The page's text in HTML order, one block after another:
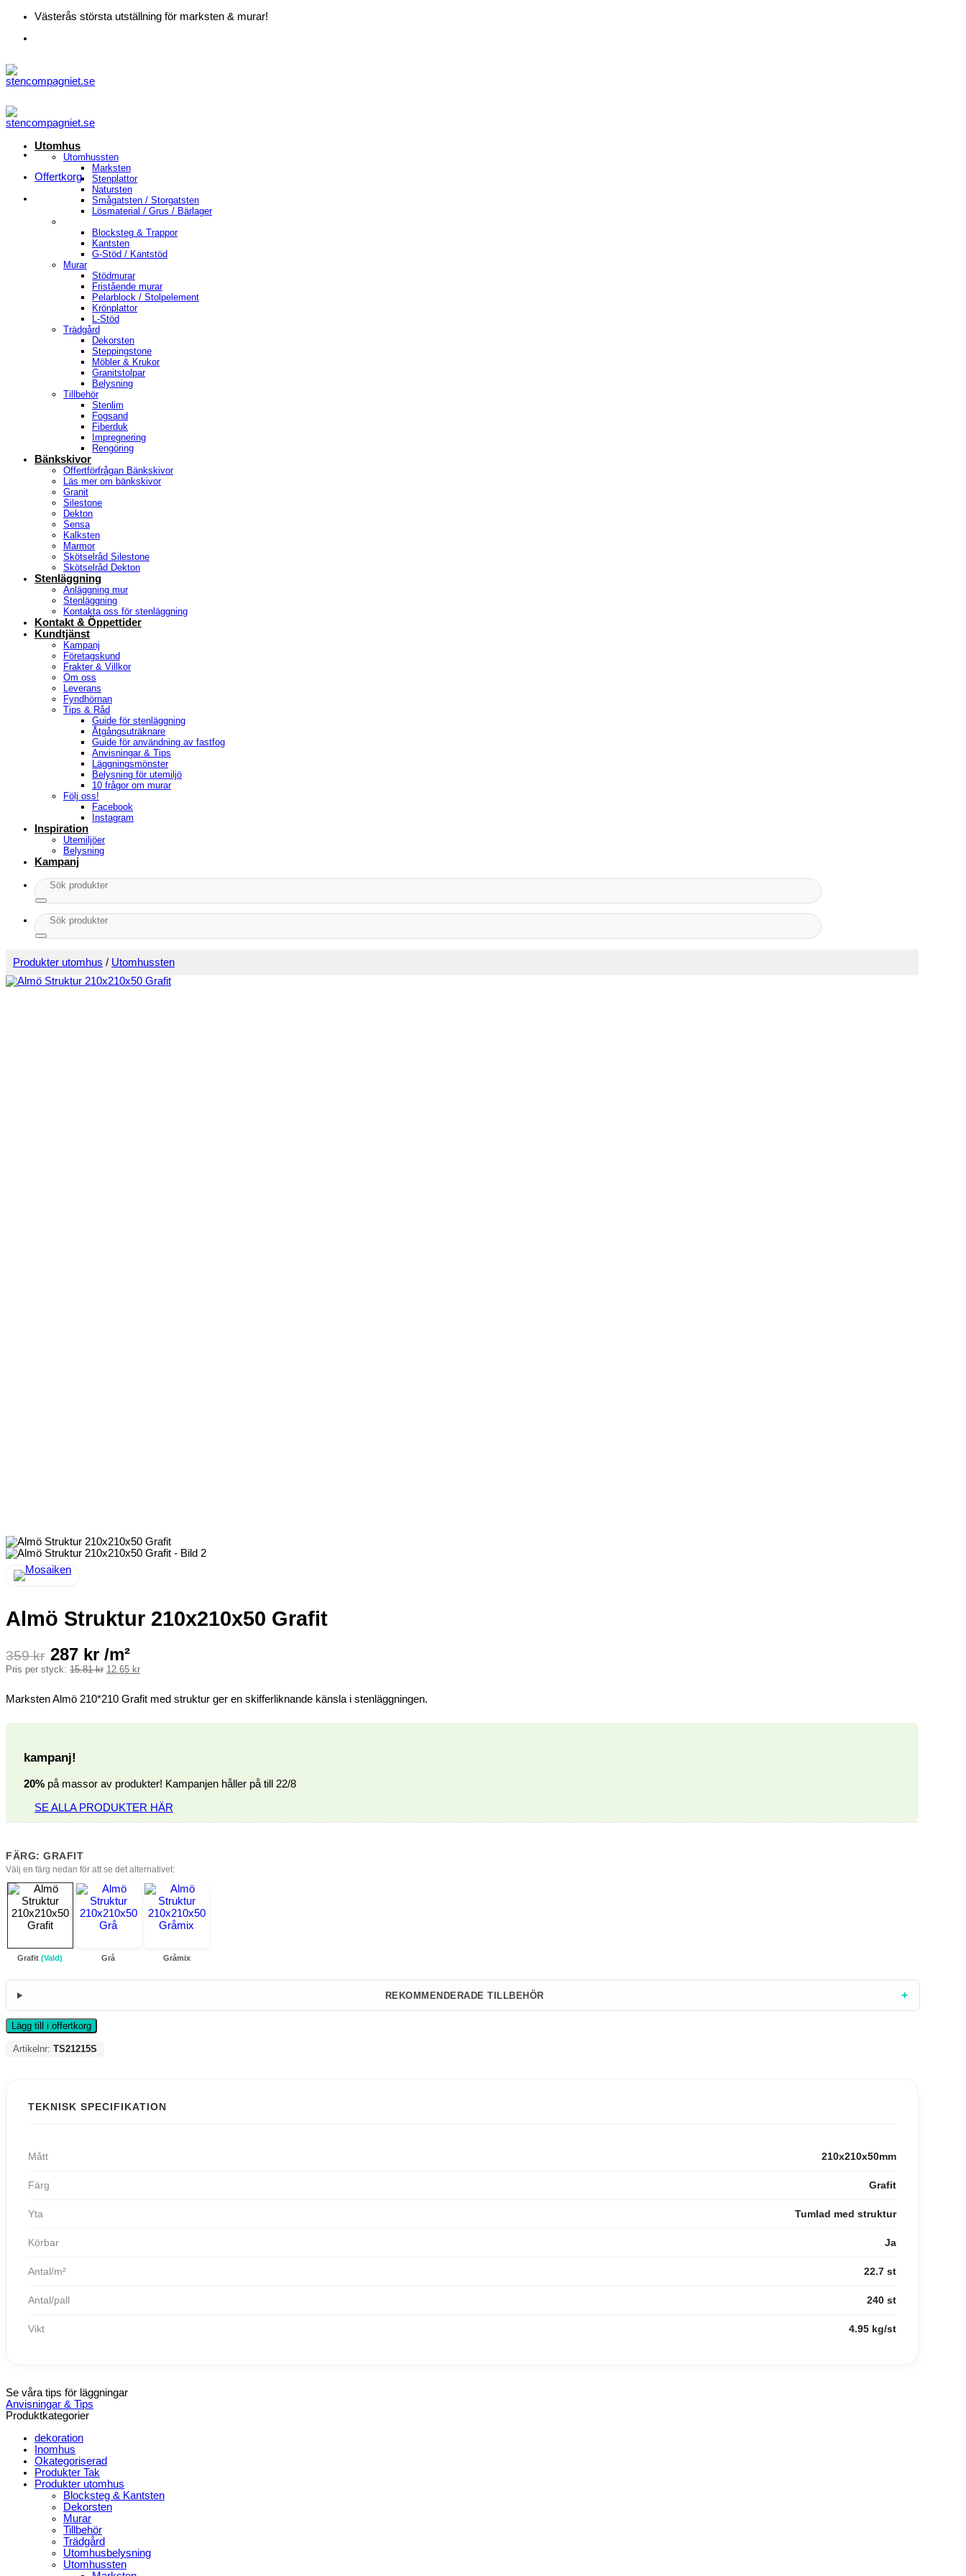
Skip
content
Västerås största utställning för marksten & murar!
Offertkorg
Utomhus
Utomhussten
Marksten
Stenplattor
Natursten
Smågatsten / Storgatsten
Lösmaterial / Grus / Bärlager
Blocksteg & Trappor
Kantsten
G-Stöd / Kantstöd
Murar
Stödmurar
Fristående murar
Pelarblock / Stolpelement
Krönplattor
L-Stöd
Trädgård
Dekorsten
Steppingstone
Möbler & Krukor
Granitstolpar
Belysning
Tillbehör
Stenlim
Fogsand
Fiberduk
Impregnering
Rengöring
Bänkskivor
Offertförfrågan Bänkskivor
Läs mer om bänkskivor
Granit
Silestone
Dekton
Sensa
Kalksten
Marmor
Skötselråd Silestone
Skötselråd Dekton
Stenläggning
Anläggning mur
Stenläggning
Kontakta oss för stenläggning
Kontakt & Öppettider
Kundtjänst
Kampanj
Företagskund
Frakter & Villkor
Om oss
Leverans
Fyndhörnan
Tips & Råd
Guide för stenläggning
Åtgångsuträknare
Guide för användning av fastfog
Anvisningar & Tips
Läggningsmönster
Belysning för utemiljö
10 frågor om murar
Följ oss!
Facebook
Instagram
Inspiration
Utemiljöer
Belysning
Kampanj
Sök
efter:
Sök
efter:
Produkter utomhus / Utomhussten
Almö Struktur 210x210x50 Grafit
359kr 287 kr /m²
Pris per styck: 15.81kr Det
var:
12.65 krDet
är:
Marksten Almö 210*210 Grafit med struktur ger en skifferliknande känsla i stenläggningen.
kampanj!
20% på massor av produkter! Kampanjen håller på till 22/8
SE ALLA PRODUKTER HÄR
FÄRG: GRAFIT
Välj en färg nedan för att se det alternativet:
Grafit (Vald) Grå Gråmix
REKOMMENDERADE TILLBEHÖR +
Lägg till i offertkorg
Artikelnr: TS21215S
TEKNISK SPECIFIKATION
Mått 210x210x50mm
Färg Grafit
Yta Tumlad med struktur
Körbar Ja
Antal/m² 22.7 st
Antal/pall 240 st
Vikt 4.95 kg/st
Se våra tips för läggningar
Anvisningar & Tips
Produktkategorier
dekoration
Inomhus
Okategoriserad
Produkter Tak
Produkter utomhus
Blocksteg & Kantsten
Dekorsten
Murar
Tillbehör
Trädgård
Utomhusbelysning
Utomhussten